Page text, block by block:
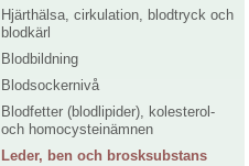
Hjärthälsa, cirkulation, blodtryck och
blodkärl
Blodbildning
Blodsockernivå
Blodfetter (blodlipider), kolesterol-
och homocysteinämnen
Leder, ben och brosksubstans